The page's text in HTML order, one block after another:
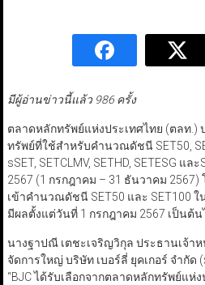
มีผู้อ่านข่าวนี้แล้ว 986 ครั้ง
ตลาดหลักทรัพย์แห่งประเทศไทย (ตลท.)
ทรัพย์ที่ใช้สำหรับคำนวณดัชนี SET50,
sSET, SETCLMV, SETHD, SETESG แ
2567 (1 กรกฎาคม – 31 ธันวาคม 2567)
เข้าคำนวณดัชนี SET50 และ SET100
มีผลตั้งแต่วันที่ 1 กรกฎาคม 2567 เป็นต้น
นางฐาปณี เตชะเจริญวิกุล ประธานเจ้า
จัดการใหญ่ บริษัท เบอร์ลี่ ยุคเกอร์ จำกัด
“BJC ได้รับเลือกจากตลาดหลักทรัพย์แห่